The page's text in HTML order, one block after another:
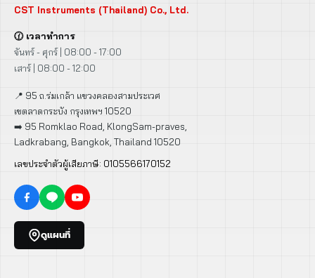
CST Instruments (Thailand) Co., Ltd.
🕜 เวลาทำการ
จันทร์ - ศุกร์ | 08:00 - 17:00
เสาร์ | 08:00 - 12:00
📍 95 ถ.ร่มเกล้า แขวงคลองสามประเวศ
เขตลาดกระบัง กรุงเทพฯ 10520
➡️ 95 Romklao Road, KlongSam-praves,
Ladkrabang, Bangkok, Thailand 10520
เลขประจำตัวผู้เสียภาษี: 0105566170152
ดูแผนที่